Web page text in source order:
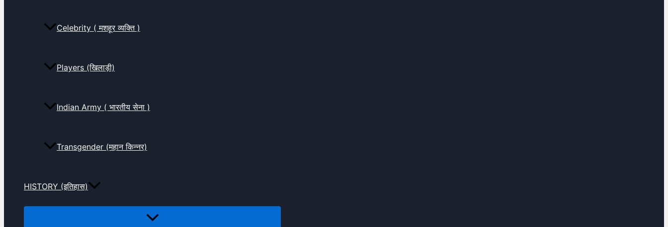
Celebrity ( मशहूर व्यक्ति )
Players (खिलाड़ी)
Indian Army ( भारतीय सेना )
Transgender (महान किन्नर)
HISTORY (इतिहास)